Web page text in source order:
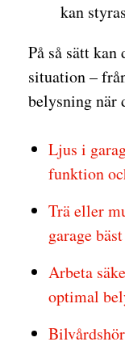
kan
På så sätt
situation –
belysning när
Ljus i
funktion
Trä eller
garage bäst
Arbeta
optimal